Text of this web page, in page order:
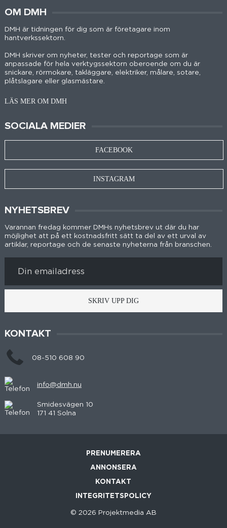
OM DMH
DMH är tidningen för dig som är företagare inom
hantverkssektorn.
DMH skriver om nyheter, tester och reportage som är
anpassade för hela verktygssektorn oberoende om du är
snickare, rörmokare, takläggare, elektriker, målare, sotare,
plåtslagare eller glasmästare.
LÄS MER OM DMH
SOCIALA MEDIER
FACEBOOK
INSTAGRAM
NYHETSBREV
Varannan fredag kommer DMHs nyhetsbrev ut där du har
möjlighet att på ett kostnadsfritt sätt ta del av ett urval av
artiklar, reportage och de senaste nyheterna från branschen.
SKRIV UPP DIG
KONTAKT
08-510 608 90
info@dmh.nu
Smidesvägen 10
171 41 Solna
PRENUMERERA
ANNONSERA
KONTAKT
INTEGRITETSPOLICY
© 2026 Projektmedia AB